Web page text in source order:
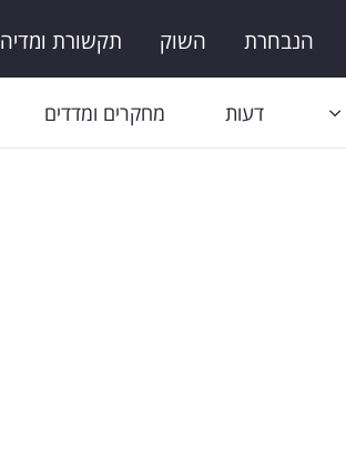
הנבחרת השוק תקשורת ומדיה
דעות מחקרים ומדדים